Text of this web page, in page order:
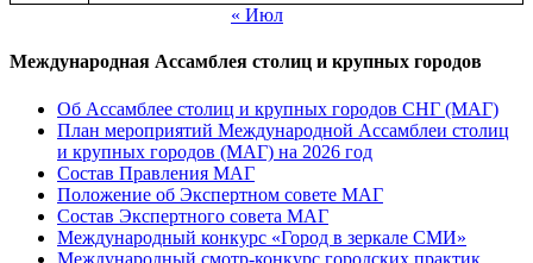
« Июл
Международная Ассамблея столиц и крупных городов
Об Ассамблее столиц и крупных городов СНГ (МАГ)
План мероприятий Международной Ассамблеи столиц
и крупных городов (МАГ) на 2026 год
Состав Правления МАГ
Положение об Экспертном совете МАГ
Состав Экспертного совета МАГ
Международный конкурс «Город в зеркале СМИ»
Международный смотр-конкурс городских практик